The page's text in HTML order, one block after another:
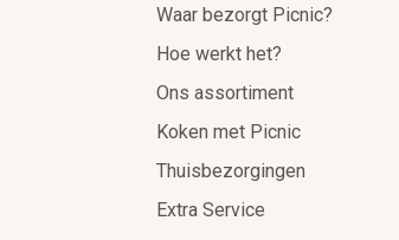
Waar bezorgt Picnic?
Hoe werkt het?
Ons assortiment
Koken met Picnic
Thuisbezorgingen
Extra Service